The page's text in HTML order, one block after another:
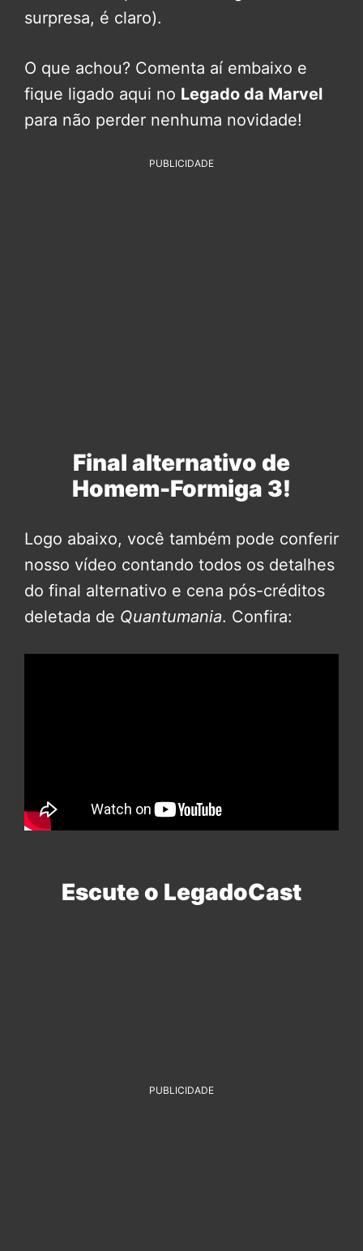
surpresa, é claro).
O que achou? Comenta aí embaixo e
fique ligado aqui no Legado da Marvel
para não perder nenhuma novidade!
PUBLICIDADE
Final alternativo de
Homem-Formiga 3!
Logo abaixo, você também pode conferir
nosso vídeo contando todos os detalhes
do final alternativo e cena pós-créditos
deletada de Quantumania. Confira:
Escute o LegadoCast
PUBLICIDADE